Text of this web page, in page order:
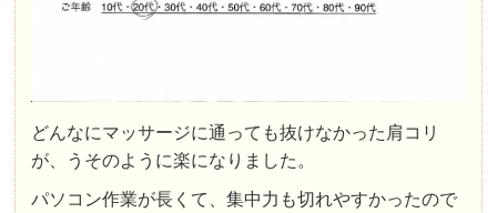
どんなにマッサージに通っても抜けなかった肩コリ
が、うそのように楽になりました。
パソコン作業が長くて、集中力も切れやすかったので